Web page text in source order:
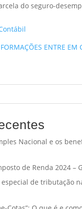
do seguro-
ENTRE EM
Nacional e os
de Renda 2024 –
especial de tributação